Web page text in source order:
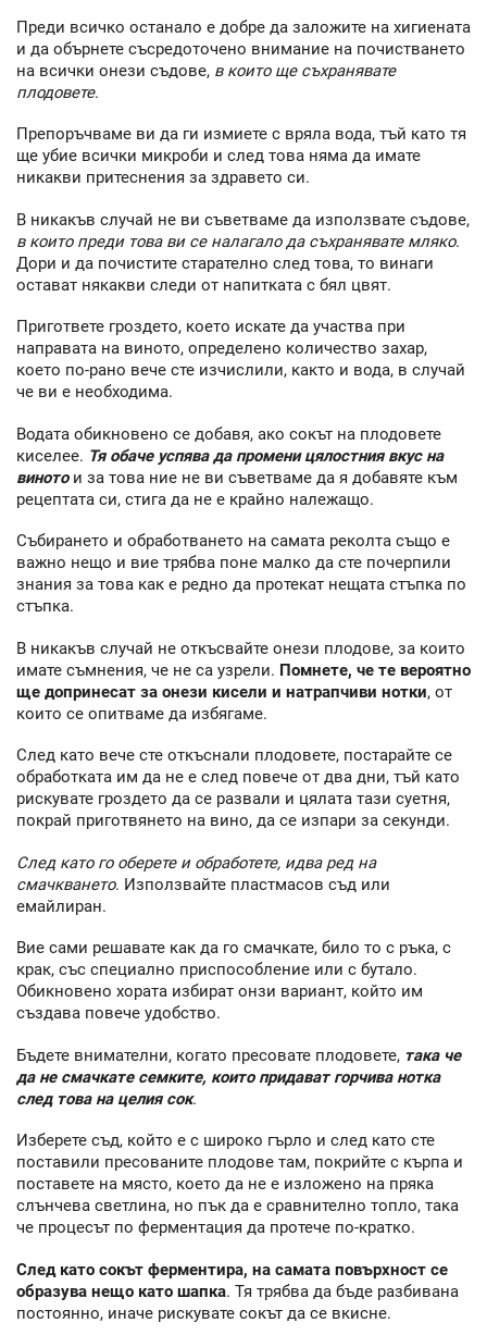
Преди всичко останало е добре да заложите на хигиената
и да обърнете съсредоточено внимание на почистването
на всички онези съдове, в които ще съхранявате
плодовете.
Препоръчваме ви да ги измиете с вряла вода, тъй като тя
ще убие всички микроби и след това няма да имате
никакви притеснения за здравето си.
В никакъв случай не ви съветваме да използвате съдове,
в които преди това ви се налагало да съхранявате мляко.
Дори и да почистите старателно след това, то винаги
остават някакви следи от напитката с бял цвят.
Пригответе гроздето, което искате да участва при
направата на виното, определено количество захар,
което по-рано вече сте изчислили, както и вода, в случай
че ви е необходима.
Водата обикновено се добавя, ако сокът на плодовете
киселее. Тя обаче успява да промени цялостния вкус на
винотои за това ние не ви съветваме да я добавяте към
рецептата си, стига да не е крайно належащо.
Събирането и обработването на самата реколта също е
важно нещо и вие трябва поне малко да сте почерпили
знания за това как е редно да протекат нещата стъпка по
стъпка.
В никакъв случай не откъсвайте онези плодове, за които
имате съмнения, че не са узрели. Помнете, че те вероятно
ще допринесат за онези кисели и натрапчиви нотки, от
които се опитваме да избягаме.
След като вече сте откъснали плодовете, постарайте се
обработката им да не е след повече от два дни, тъй като
рискувате гроздето да се развали и цялата тази суетня,
покрай приготвянето на вино, да се изпари за секунди.
След като го оберете и обработете, идва ред на
смачкването. Използвайте пластмасов съд или
емайлиран.
Вие сами решавате как да го смачкате, било то с ръка, с
крак, със специално приспособление или с бутало.
Обикновено хората избират онзи вариант, който им
създава повече удобство.
Бъдете внимателни, когато пресовате плодовете, така че
да не смачкате семките, които придават горчива нотка
след това на целия сок.
Изберете съд, който е с широко гърло и след като сте
поставили пресованите плодове там, покрийте с кърпа и
поставете на място, което да не е изложено на пряка
слънчева светлина, но пък да е сравнително топло, така
че процесът по ферментация да протече по-кратко.
След като сокът ферментира, на самата повърхност се
образува нещо като шапка. Тя трябва да бъде разбивана
постоянно, иначе рискувате сокът да се вкисне.